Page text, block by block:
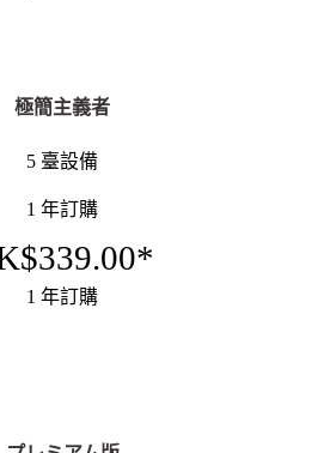
極簡主義者
5 臺設備
1 年訂購
1 年訂購